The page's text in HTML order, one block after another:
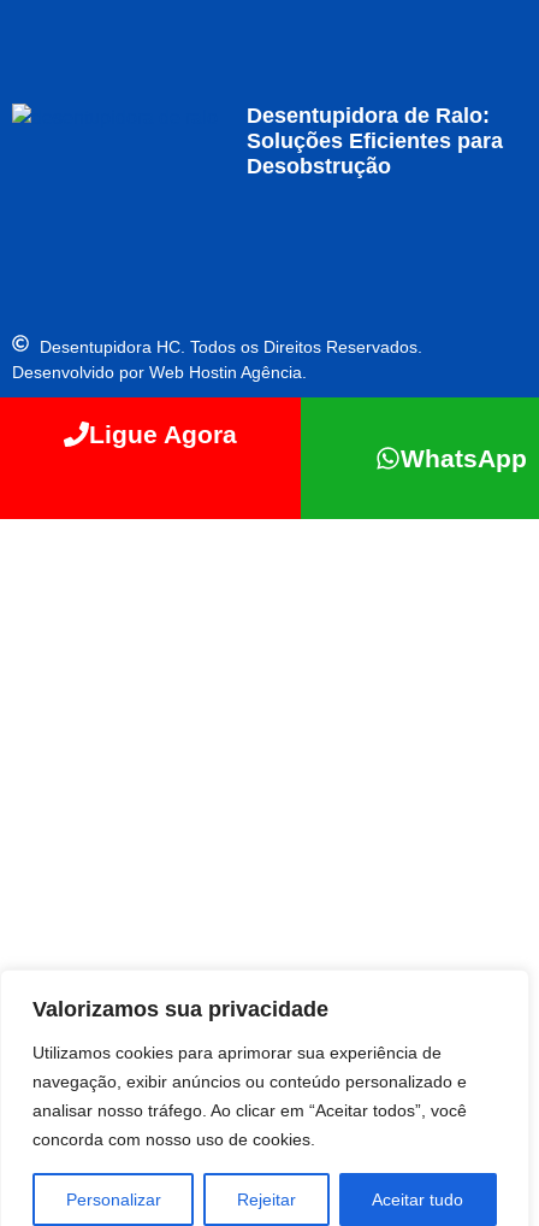
Valorizamos sua privacidade
Utilizamos cookies para aprimorar sua experiência de
navegação, exibir anúncios ou conteúdo personalizado e
analisar nosso tráfego. Ao clicar em “Aceitar todos”, você
concorda com nosso uso de cookies.
Personalizar Rejeitar Aceitar tudo
Desentupidora de Ralo:
Soluções Eficientes para
Desobstrução
Desentupidora HC. Todos os Direitos Reservados.
Desenvolvido por Web Hostin Agência.
Ligue Agora
WhatsApp